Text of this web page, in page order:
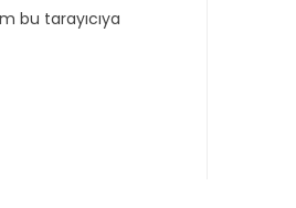
bu tarayıcıya